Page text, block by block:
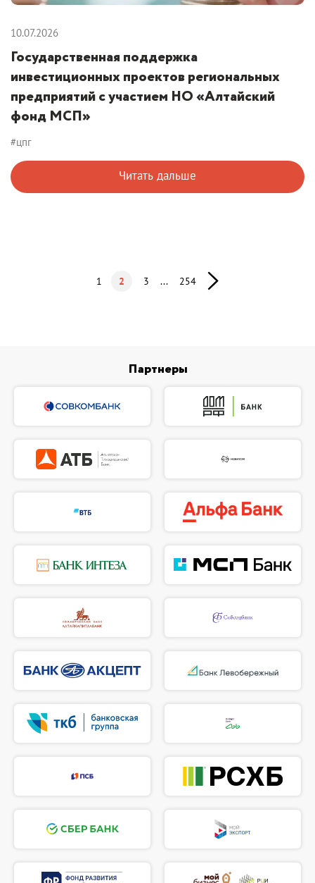
10.07.2026
Государственная поддержка
инвестиционных проектов региональных
предприятий с участием НО «Алтайский
фонд МСП»
#цпг
Читать дальше
1 2 3 ... 254
Партнеры